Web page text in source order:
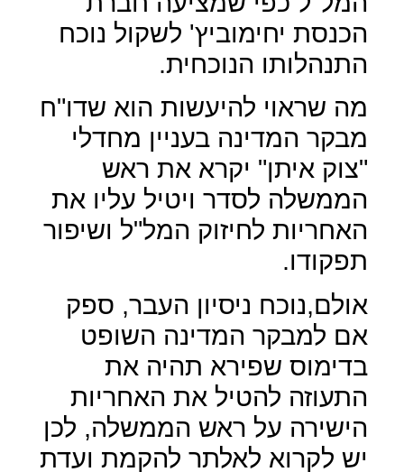
הכנסת יחימוביץ' לשקול נוכח
התנהלותו הנוכחית.
מה שראוי להיעשות הוא שדו"ח
מבקר המדינה בעניין מחדלי
"צוק איתן" יקרא את ראש
הממשלה לסדר ויטיל עליו את
האחריות לחיזוק המל"ל ושיפור
תפקודו.
אולם,נוכח ניסיון העבר, ספק
אם למבקר המדינה השופט
בדימוס שפירא תהיה את
התעוזה להטיל את האחריות
הישירה על ראש הממשלה, לכן
יש לקרוא לאלתר להקמת ועדת